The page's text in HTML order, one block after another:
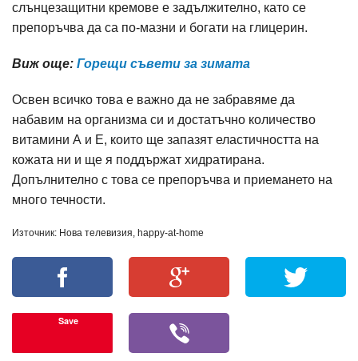
слънцезащитни кремове е задължително, като се
препоръчва да са по-мазни и богати на глицерин.
Виж още: Горещи съвети за зимата
Освен всичко това е важно да не забравяме да
набавим на организма си и достатъчно количество
витамини А и Е, които ще запазят еластичността на
кожата ни и ще я поддържат хидратирана.
Допълнително с това се препоръчва и приемането на
много течности.
Източник: Нова телевизия, happy-at-home
Save